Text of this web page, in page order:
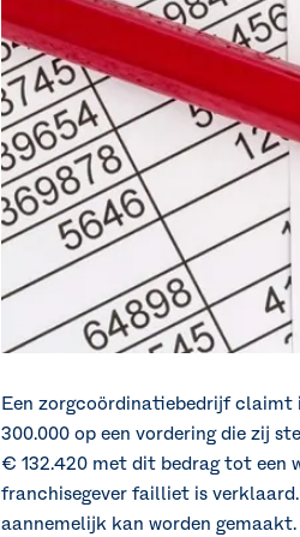
Een zorgcoördinatiebedrijf claimt
300.000 op een vordering die zij
€ 132.420 met dit bedrag tot een
franchisegever failliet is
aannemelijk kan worden